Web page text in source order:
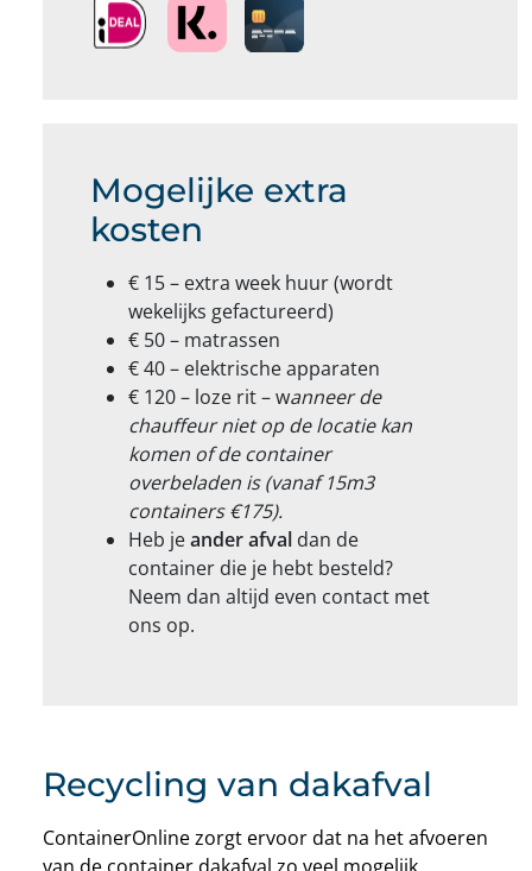
Mogelijke extra
kosten
€ 15 – extra week huur (wordt
wekelijks gefactureerd)
€ 50 – matrassen
€ 40 – elektrische apparaten
€ 120 – loze rit – wanneer de
chauffeur niet op de locatie kan
komen of de container
overbeladen is (vanaf 15m3
containers €175).
Heb jeander afval dan de
container die je hebt besteld?
Neem dan altijd even contact met
ons op.
Recycling van dakafval
ContainerOnline zorgt ervoor dat na het afvoeren